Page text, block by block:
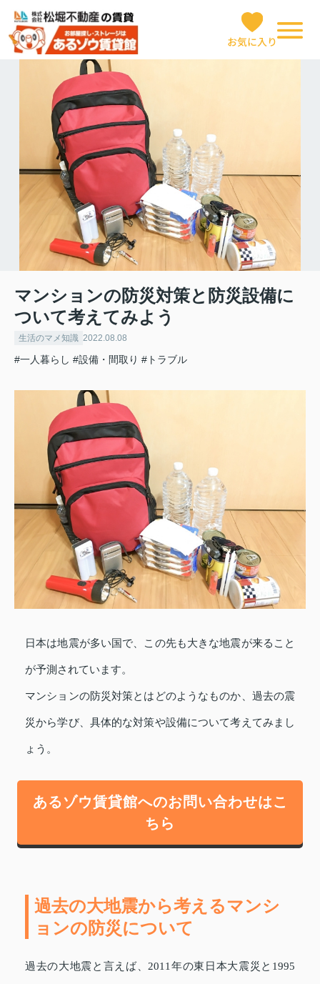
お気に入り
マンションの防災対策と防災設備に
ついて考えてみよう
生活のマメ知識 2022.08.08
#一人暮らし #設備・間取り #トラブル
日本は地震が多い国で、この先も大きな地震が来ること
が予測されています。
マンションの防災対策とはどのようなものか、過去の震
災から学び、具体的な対策や設備について考えてみまし
ょう。
あるゾウ賃貸館へのお問い合わせはこ
ちら
過去の大地震から考えるマンシ
ョンの防災について
過去の大地震と言えば、2011年の東日本大震災と1995